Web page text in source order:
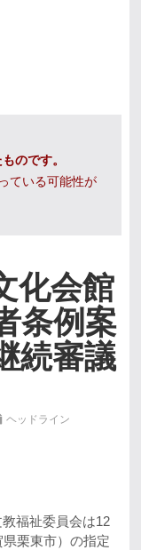
のです。
ている可能性が
化会館
条例案
続審議
ヘッドライン
福祉委員会は12
栗東市）の指定